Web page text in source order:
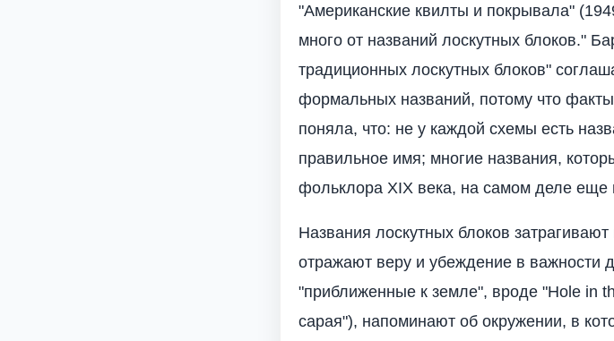
"Американские квилты и покрывала"
много от названий лоскутных блоков."
традиционных лоскутных блоков"
формальных названий, потому что
поняла, что: не у каждой схемы есть
правильное имя; многие названия,
фольклора XIX века, на самом деле
Названия лоскутных блоков
отражают веру и убеждение в важности
"приближенные к земле", вроде "Hole in
сарая"), напоминают об окружении, в